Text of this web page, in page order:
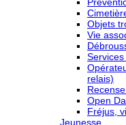
Objets
Vie
Services
relais)
Open
Fréjus,
Jeunesse